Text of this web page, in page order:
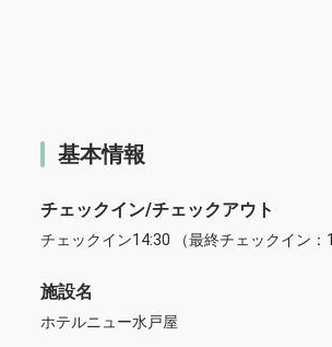
基本情報
チェックイン/チェックアウト
チェックイン14:30 （最終チェックイン
施設名
ホテルニュー水戸屋